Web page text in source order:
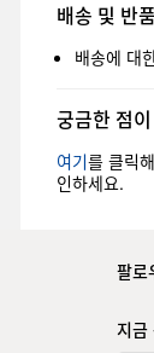
배송 및 반
배송에 대
궁금한 점
여기를 클릭
인하세요.
팔로
지금